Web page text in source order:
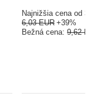
Najnižšia cena od
6,03 EUR +39%
Bežná cena: 9,62